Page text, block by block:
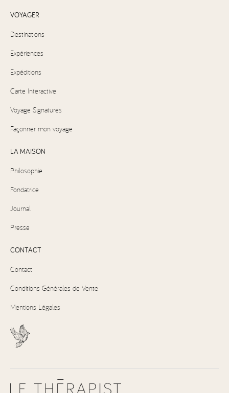
VOYAGER
Destinations
Expériences
Expéditions
Carte Interactive
Voyage Signatures
Façonner mon voyage
LA MAISON
Philosophie
Fondatrice
Journal
Presse
CONTACT
Contact
Conditions Générales de Vente
Mentions Légales